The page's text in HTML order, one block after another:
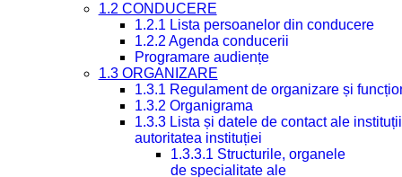
1.2 CONDUCERE
1.2.1 Lista persoanelor din conducere
1.2.2 Agenda conducerii
Programare audiențe
1.3 ORGANIZARE
1.3.1 Regulament de organizare și
1.3.2 Organigrama
1.3.3 Lista și datele de contact ale
autoritatea instituției
1.3.3.1 Structurile, organele
de specialitate ale